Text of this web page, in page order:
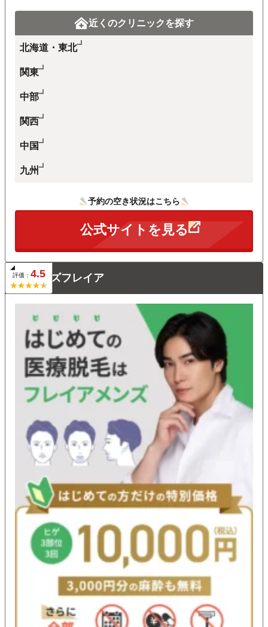
また、クリニックの清潔さやスタッフの対応の良さ
も魅力の一つです。
完全予約制なので待ち時間が少なく、快適に通うこ
とができました。
総合的には、効果・料金・サービスのバランスが取
れた医療脱毛クリニック だと思います。ヒゲ脱毛を
検討している方には、無料麻酔の提供や丁寧な施術
があるレジーナクリニックオムは非常におすすめで
全ての口コミを見る
顔全体脱毛（8部位） 12回 225,000円
顔全体の脱毛を受けましたが総合的に満足度の高い
施術でした。
まず回数を重ねるごとにヒゲが薄くなり、自己処理
の頻度が減ったことで肌荒れや剃刀負けも改善され
特に敏感肌の自分にとっては大きなメリットでし
た。
蓄熱式レーザーを採用しているため痛みが少なくで
鼻下やアゴなどの痛みを感じやすい部分も耐えられ
る程度でした。
施術時間が短く予約も比較的取りやすかったので、
通いやすかった点も良かったです。
またクリニック内は清潔感があり、スタッフの対応
も丁寧だったため初めての医療脱毛でも安心して受
けることができました。
気になった点としては完全にツルツルになるまでに
はある程度の回数が必要なことと、施術後に一時的
な赤みが出ることがあった点ですが、適切なケアを
すれば問題なく落ち着きました。
全体的に痛みの少ない施術で効果を実感でき、ヒゲ
剃りの手間を減らしたい方にはおすすめできるクリ
近くのクリニックを探す
北海道・東北
関東
中部
関西
中国
九州
予約の空き状況はこちら
公式サイトを見る
評価： 4.5
メンズフレイア